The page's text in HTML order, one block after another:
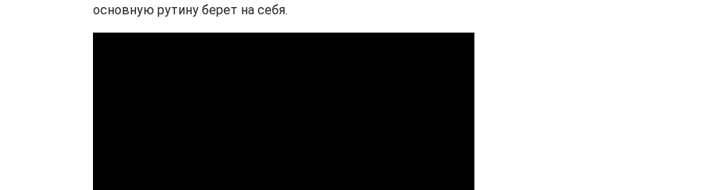
основную рутину берет на себя.